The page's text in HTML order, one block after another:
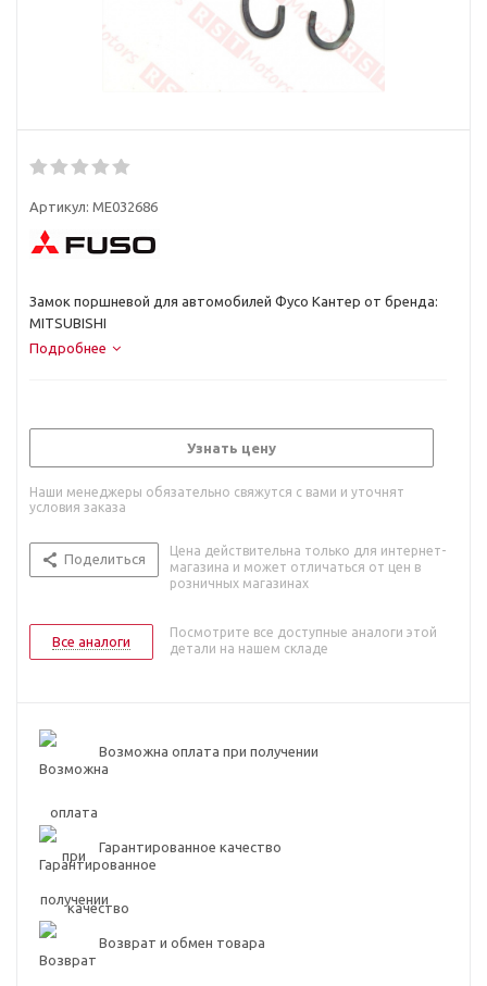
Артикул: ME032686
Замок поршневой для автомобилей Фусо Кантер от бренда:
MITSUBISHI
Подробнее
Узнать цену
Наши менеджеры обязательно свяжутся с вами и уточнят
условия заказа
Поделиться
Цена действительна только для интернет-
магазина и может отличаться от цен в
розничных магазинах
Все аналоги
Посмотрите все доступные аналоги этой
детали на нашем складе
Возможна оплата при получении
Гарантированное качество
Возврат и обмен товара